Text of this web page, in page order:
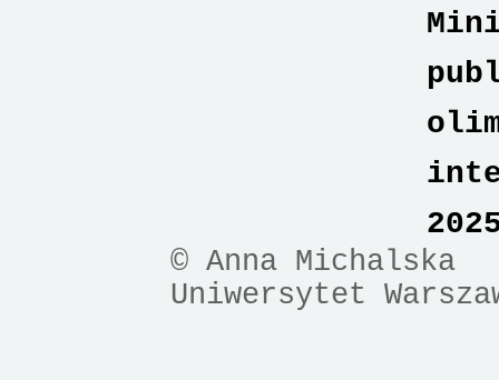
© Anna Michalska
Uniwersytet